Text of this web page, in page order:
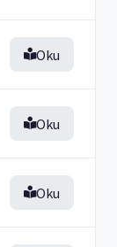
Oku
Oku
Oku